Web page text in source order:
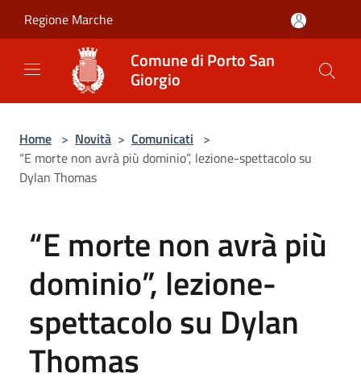
Regione Marche
Comune di Porto San
Giorgio
Home > Novità > Comunicati >
“E morte non avrà più dominio”, lezione-spettacolo su
Dylan Thomas
“E morte non avrà più
dominio”, lezione-
spettacolo su Dylan
Thomas